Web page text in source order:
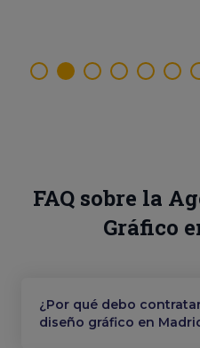
FAQ sobre la
Gráfico
¿Por qué debo
diseño gráfico en